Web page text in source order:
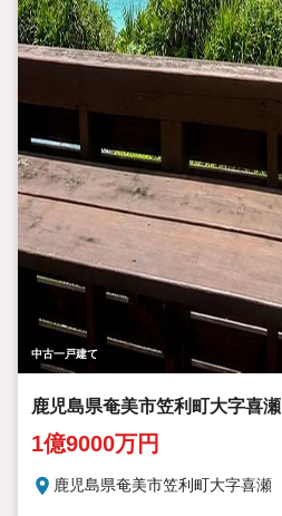
中古一戸建て
鹿児島県奄美市笠利町大字喜瀬
1億9000万円
鹿児島県奄美市笠利町大字喜瀬